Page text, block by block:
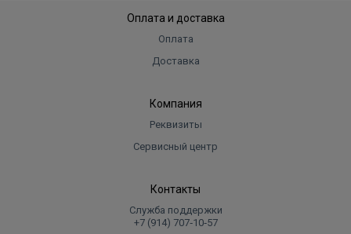
Оплата и доставка
Оплата
Доставка
Компания
Реквизиты
Сервисный центр
Контакты
Служба поддержки
+7 (914) 707‑10‑57